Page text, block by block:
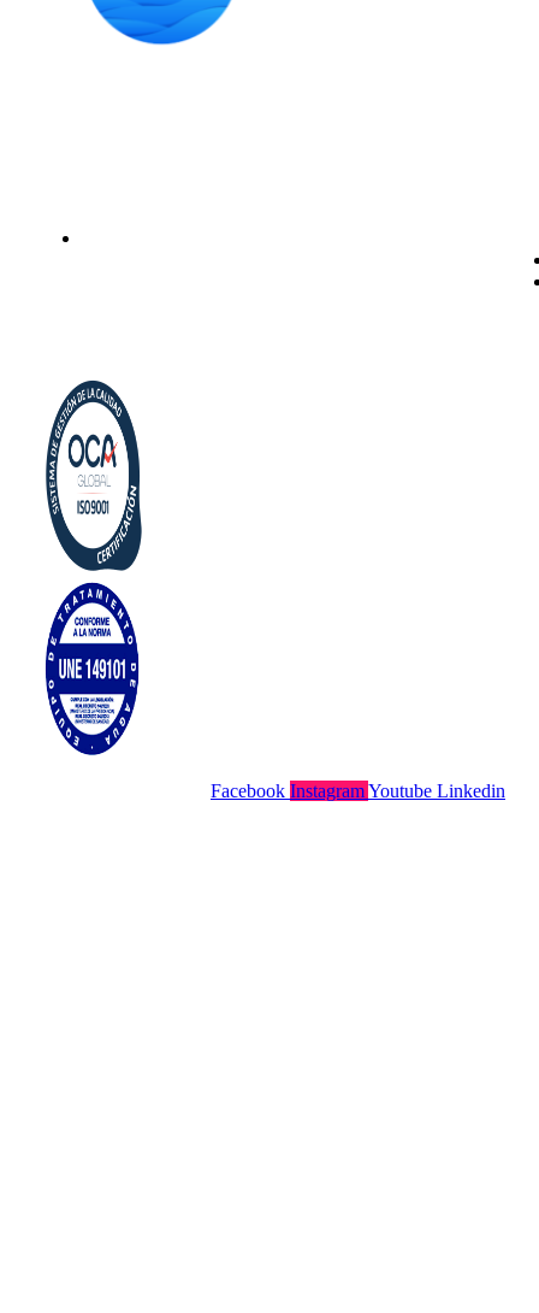
Facebook InstagramYoutube Linkedin